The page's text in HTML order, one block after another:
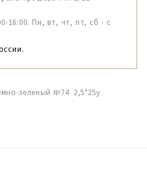
16:00. Пн, вт, чт, пт, сб - с
зеленый №74 2,5*25y